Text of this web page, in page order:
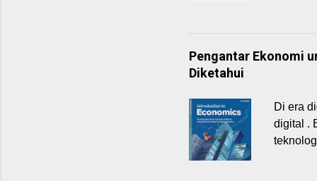
untuk
BMC,
model
Pengantar Ekonomi
Diketahui
Di era
digital .